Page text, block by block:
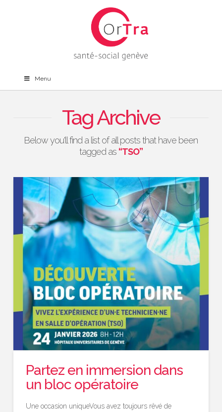
Menu
Tag Archive
Below you'll find a list of all posts that have been
tagged as “TSO”
Partez en immersion dans
un bloc opératoire
Une occasion uniqueVous avez toujours rêvé de